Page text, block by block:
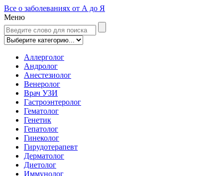
Все о заболеваниях от А до Я
Меню
Аллерголог
Андролог
Анестезиолог
Венеролог
Врач УЗИ
Гастроэнтеролог
Гематолог
Генетик
Гепатолог
Гинеколог
Гирудотерапевт
Дерматолог
Диетолог
Иммунолог